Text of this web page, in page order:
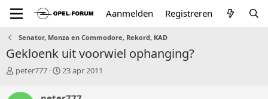
Aanmelden Registreren
Senator, Monza en Commodore, Rekord, KAD
Gekloenk uit voorwiel ophanging?
T
p
peter777
S
23 apr 2011